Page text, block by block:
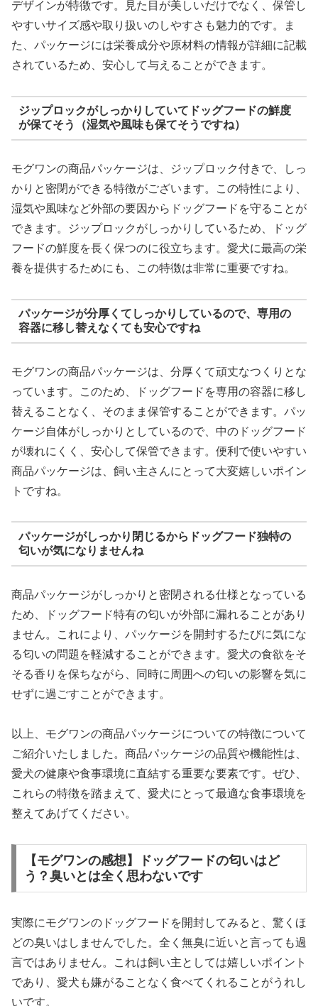
デザインが特徴です。見た目が美しいだけでなく、保管し
やすいサイズ感や取り扱いのしやすさも魅力的です。ま
た、パッケージには栄養成分や原材料の情報が詳細に記載
されているため、安心して与えることができます。
ジップロックがしっかりしていてドッグフードの鮮度
が保てそう（湿気や風味も保てそうですね）
モグワンの商品パッケージは、ジップロック付きで、しっ
かりと密閉ができる特徴がございます。この特性により、
湿気や風味など外部の要因からドッグフードを守ることが
できます。ジップロックがしっかりしているため、ドッグ
フードの鮮度を長く保つのに役立ちます。愛犬に最高の栄
養を提供するためにも、この特徴は非常に重要ですね。
パッケージが分厚くてしっかりしているので、専用の
容器に移し替えなくても安心ですね
モグワンの商品パッケージは、分厚くて頑丈なつくりとな
っています。このため、ドッグフードを専用の容器に移し
替えることなく、そのまま保管することができます。パッ
ケージ自体がしっかりとしているので、中のドッグフード
が壊れにくく、安心して保管できます。便利で使いやすい
商品パッケージは、飼い主さんにとって大変嬉しいポイン
トですね。
パッケージがしっかり閉じるからドッグフード独特の
匂いが気になりませんね
商品パッケージがしっかりと密閉される仕様となっている
ため、ドッグフード特有の匂いが外部に漏れることがあり
ません。これにより、パッケージを開封するたびに気にな
る匂いの問題を軽減することができます。愛犬の食欲をそ
そる香りを保ちながら、同時に周囲への匂いの影響を気に
せずに過ごすことができます。
以上、モグワンの商品パッケージについての特徴について
ご紹介いたしました。商品パッケージの品質や機能性は、
愛犬の健康や食事環境に直結する重要な要素です。ぜひ、
これらの特徴を踏まえて、愛犬にとって最適な食事環境を
整えてあげてください。
【モグワンの感想】ドッグフードの匂いはど
う？臭いとは全く思わないです
実際にモグワンのドッグフードを開封してみると、驚くほ
どの臭いはしませんでした。全く無臭に近いと言っても過
言ではありません。これは飼い主としては嬉しいポイント
であり、愛犬も嫌がることなく食べてくれることがうれし
いです。